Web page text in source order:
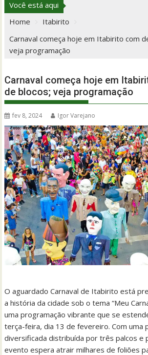
Você está aqui
Home
Itabirito
Carnaval começa hoje em Itabirito com
veja programação
Carnaval começa hoje em
de blocos; veja programação
fev 8, 2024 Igor Varejano
O aguardado Carnaval de Itabirito está
a história da cidade sob o tema “Meu
uma programação vibrante que se
terça-feira, dia 13 de fevereiro. Com uma
diversificada distribuída por três palcos e
evento espera atrair milhares de foliões